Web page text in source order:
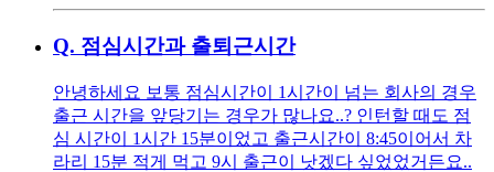
Q. 점심시간과 출퇴근시간
안녕하세요 보통 점심시간이 1시간이 넘는 회사의 경우
출근 시간을 앞당기는 경우가 많나요..? 인턴할 때도 점
심 시간이 1시간 15분이었고 출근시간이 8:45이어서 차
라리 15분 적게 먹고 9시 출근이 낫겠다 싶었었거든요..